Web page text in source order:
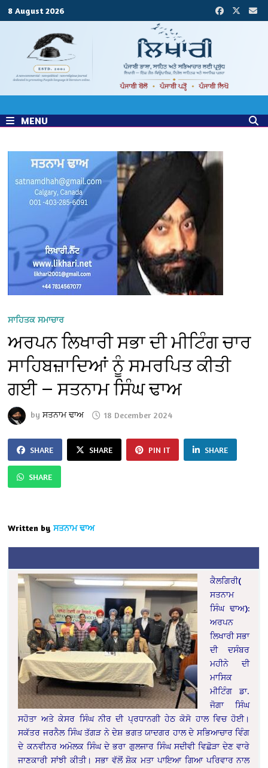
8 August 2026
MENU
ਸਾਹਿਤਕ ਸਮਾਚਾਰ
ਅਰਪਨ ਲਿਖਾਰੀ ਸਭਾ ਦੀ ਮੀਟਿੰਗ ਚਾਰ
ਸਾਹਿਬਜ਼ਾਦਿਆਂ ਨੂੰ ਸਮਰਪਿਤ ਕੀਤੀ
ਗਈ — ਸਤਨਾਮ ਸਿੰਘ ਢਾਅ
byਸਤਨਾਮ ਢਾਅ 18 December 2024
SHARE SHARE PIN IT SHARE
SHARE
Written by ਸਤਨਾਮ ਢਾਅ
ਕੈਲਗਿਰੀ(
ਸਤਨਾਮ
ਸਿੰਘ ਢਾਅ):
ਅਰਪਨ
ਲਿਖਾਰੀ ਸਭਾ
ਦੀ ਦਸੰਬਰ
ਮਹੀਨੇ ਦੀ
ਮਾਸਿਕ
ਮੀਟਿੰਗ ਡਾ.
ਜੋਗਾ ਸਿੰਘ
ਸਹੋਤਾ ਅਤੇ ਕੇਸਰ ਸਿੰਘ ਨੀਰ ਦੀ ਪ੍ਰਧਾਨਗੀ ਹੇਠ ਕੋਸੋ ਹਾਲ ਵਿਚ ਹੋਈ।
ਸਕੱਤਰ ਜਰਨੈਲ ਸਿੰਘ ਤੱਗੜ ਨੇ ਦੇਸ਼ ਭਗਤ ਯਾਦਗਰ ਹਾਲ ਦੇ ਸਭਿਆਚਾਰ ਵਿੰਗ
ਦੇ ਕਨਵੀਨਰ ਅਮੋਲਕ ਸਿੰਘ ਦੇ ਭਰਾ ਗੁਲਜਾਰ ਸਿੰਘ ਸਦੀਵੀ ਵਿਛੋੜਾ ਦੇਣ ਵਾਰੇ
ਜਾਣਕਾਰੀ ਸਾਂਝੀ ਕੀਤੀ। ਸਭਾ ਵੱਲੋਂ ਸ਼ੋਕ ਮਤਾ ਪਾਇਆ ਗਿਆ ਪਰਿਵਾਰ ਨਾਲ